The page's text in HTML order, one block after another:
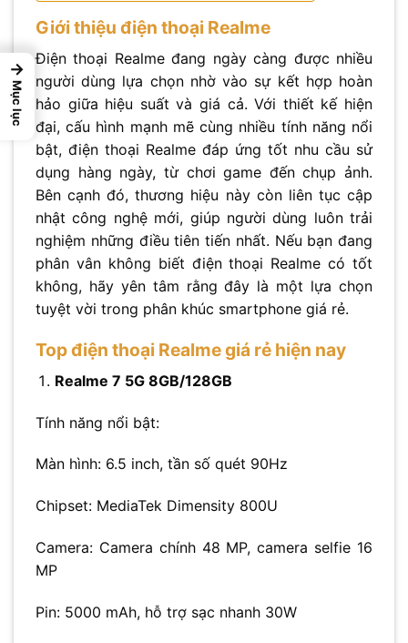
Giới thiệu điện thoại Realme
Điện thoại Realme đang ngày càng được nhiều
người dùng lựa chọn nhờ vào sự kết hợp hoàn
hảo giữa hiệu suất và giá cả. Với thiết kế hiện
đại, cấu hình mạnh mẽ cùng nhiều tính năng nổi
bật, điện thoại Realme đáp ứng tốt nhu cầu sử
dụng hàng ngày, từ chơi game đến chụp ảnh.
Bên cạnh đó, thương hiệu này còn liên tục cập
nhật công nghệ mới, giúp người dùng luôn trải
nghiệm những điều tiên tiến nhất. Nếu bạn đang
phân vân không biết điện thoại Realme có tốt
không, hãy yên tâm rằng đây là một lựa chọn
tuyệt vời trong phân khúc smartphone giá rẻ.
Top điện thoại Realme giá rẻ hiện nay
Realme 7 5G 8GB/128GB
Tính năng nổi bật:
Màn hình: 6.5 inch, tần số quét 90Hz
Chipset: MediaTek Dimensity 800U
Camera: Camera chính 48 MP, camera selfie 16
MP
Pin: 5000 mAh, hỗ trợ sạc nhanh 30W
→
Mục lục